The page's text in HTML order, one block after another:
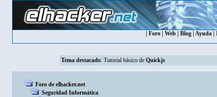
Foro Web Blog Ayuda
Tema destacado: Tutorial básico de Quickjs
Foro de elhacker.net
Seguridad Informática